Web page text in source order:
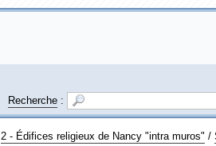
Recherche:
2 - Édifices religieux de Nancy "intra muros" /